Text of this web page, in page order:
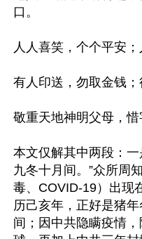
口。
人人喜笑，个个平安；
有人印送，勿取金钱；
敬重天地神明父母，惜
本文仅解其中两段：
九冬十月间。”众所周
毒、COVID-19）出现
历己亥年，正好是猪
间；因中共隐瞒疫情